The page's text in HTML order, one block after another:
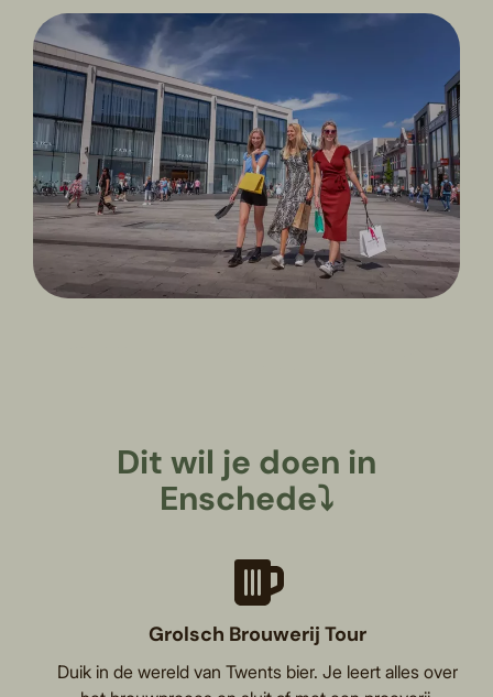
Dit wil je doen in
Enschede⤵︎
Grolsch Brouwerij Tour
Duik in de wereld van Twents bier. Je leert alles over